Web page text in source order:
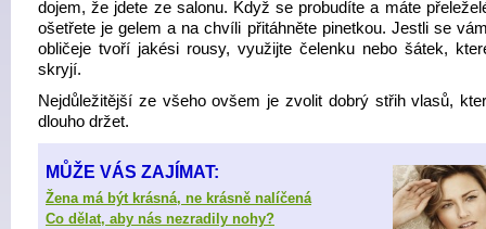
dojem, že jdete ze salonu. Když se probudíte a máte
ošetřete je gelem a na chvíli přitáhněte pinetkou. Jestli se
obličeje tvoří jakési rousy, využijte čelenku nebo šátek,
skryjí.
Nejdůležitější ze všeho ovšem je zvolit dobrý střih vlasů,
dlouho držet.
MŮŽE VÁS ZAJÍMAT:
Žena má být krásná, ne krásně nalíčená
Co dělat, aby nás nezradily nohy?